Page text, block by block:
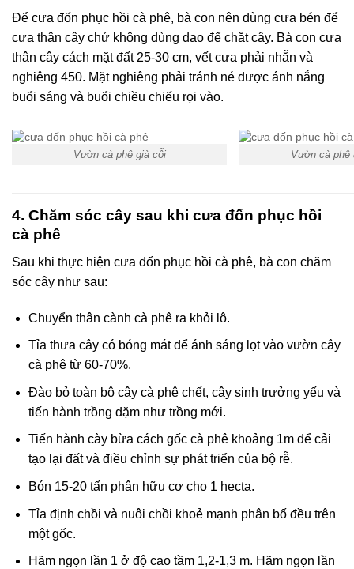
Để cưa đốn phục hồi cà phê, bà con nên dùng cưa bén để
cưa thân cây chứ không dùng dao để chặt cây. Bà con cưa
thân cây cách mặt đất 25-30 cm, vết cưa phải nhẵn và
nghiêng 450. Mặt nghiêng phải tránh né được ánh nắng
buổi sáng và buổi chiều chiếu rọi vào.
Vườn cà phê già cỗi Vườn cà phê
4. Chăm sóc cây sau khi cưa đốn phục hồi
cà phê
Sau khi thực hiện cưa đốn phục hồi cà phê, bà con chăm
sóc cây như sau:
Chuyển thân cành cà phê ra khỏi lô.
Tỉa thưa cây có bóng mát để ánh sáng lọt vào vườn cây
cà phê từ 60-70%.
Đào bỏ toàn bộ cây cà phê chết, cây sinh trưởng yếu và
tiến hành trồng dặm như trồng mới.
Tiến hành cày bừa cách gốc cà phê khoảng 1m để cải
tạo lại đất và điều chỉnh sự phát triển của bộ rễ.
Bón 15-20 tấn phân hữu cơ cho 1 hecta.
Tỉa định chồi và nuôi chồi khoẻ mạnh phân bố đều trên
một gốc.
Hãm ngọn lần 1 ở độ cao tầm 1,2-1,3 m. Hãm ngọn lần